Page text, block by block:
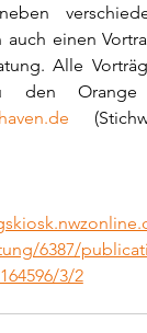
auch einen
Alle
6387/
3/2